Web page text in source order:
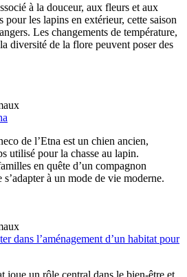
à la douceur, aux fleurs et aux
pour les lapins en extérieur, cette saison
Les changements de température,
diversité de la flore peuvent poser des
de l’Etna est un chien ancien,
utilisé pour la chasse au lapin.
en quête d’un compagnon
à un mode de vie moderne.
dans l’aménagement d’un habitat pour
joue un rôle central dans le bien-être et